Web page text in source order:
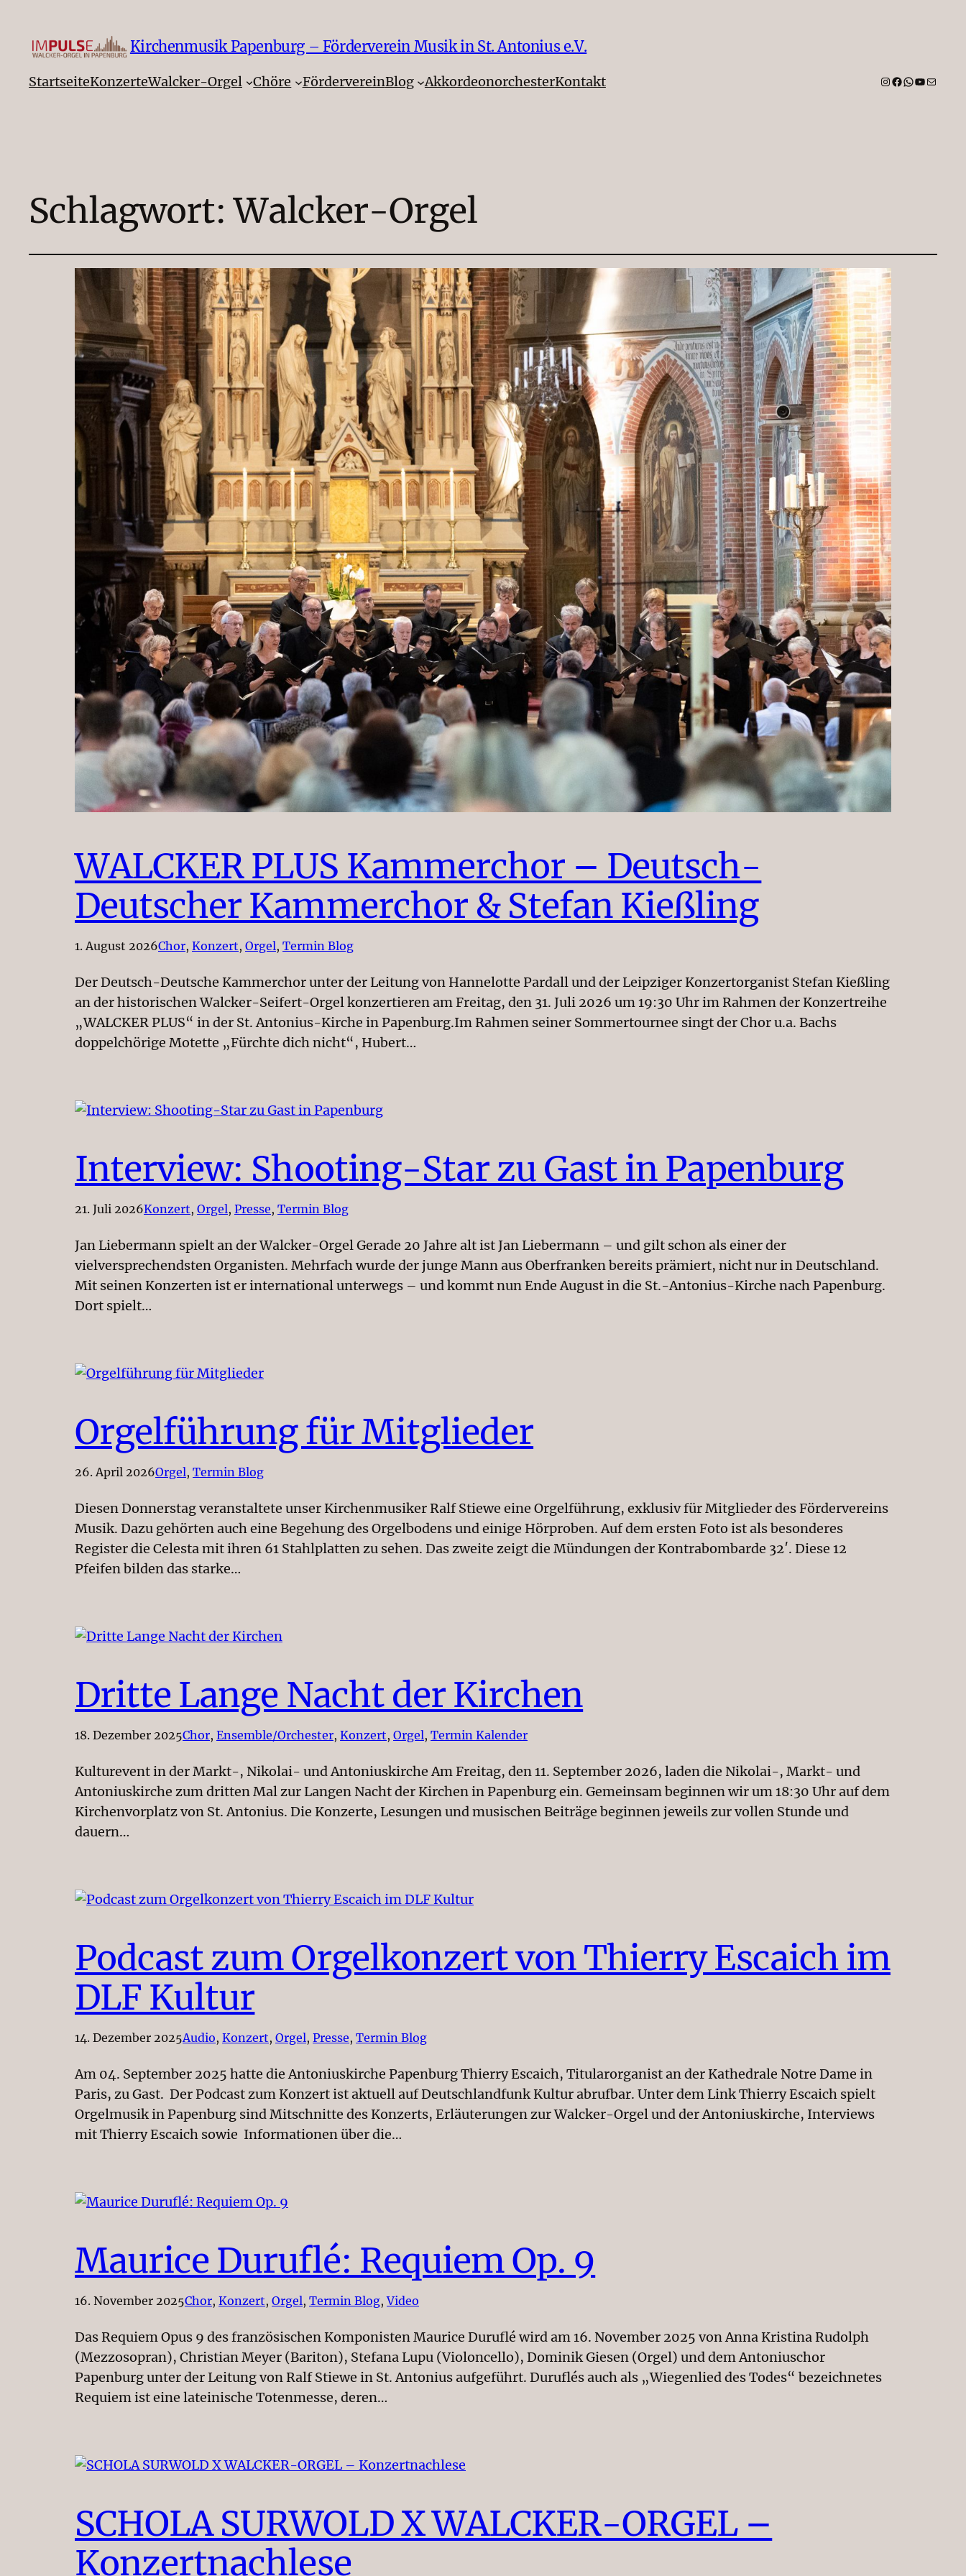
Kirchenmusik Papenburg – Förderverein Musik in St. Antonius e.V.
StartseiteKonzerteWalcker-Orgel Chöre FördervereinBlog AkkordeonorchesterKontakt Instagram
Facebook
WhatsApp
YouTube
E-Mail
Schlagwort:Walcker-Orgel
WALCKER PLUS Kammerchor – Deutsch-
Deutscher Kammerchor & Stefan Kießling
1. August 2026Chor, Konzert, Orgel, Termin Blog
Der Deutsch-Deutsche Kammerchor unter der Leitung von Hannelotte Pardall und der Leipziger Konzertorganist Stefan Kießling
an der historischen Walcker-Seifert-Orgel konzertieren am Freitag, den 31. Juli 2026 um 19:30 Uhr im Rahmen der Konzertreihe
„WALCKER PLUS“ in der St. Antonius-Kirche in Papenburg.Im Rahmen seiner Sommertournee singt der Chor u.a. Bachs
doppelchörige Motette „Fürchte dich nicht“, Hubert…
Interview: Shooting-Star zu Gast in Papenburg
21. Juli 2026Konzert, Orgel, Presse, Termin Blog
Jan Liebermann spielt an der Walcker-Orgel Gerade 20 Jahre alt ist Jan Liebermann – und gilt schon als einer der
vielversprechendsten Organisten. Mehrfach wurde der junge Mann aus Oberfranken bereits prämiert, nicht nur in Deutschland.
Mit seinen Konzerten ist er international unterwegs – und kommt nun Ende August in die St.-Antonius-Kirche nach Papenburg.
Dort spielt…
Orgelführung für Mitglieder
26. April 2026Orgel, Termin Blog
Diesen Donnerstag veranstaltete unser Kirchenmusiker Ralf Stiewe eine Orgelführung, exklusiv für Mitglieder des Fördervereins
Musik. Dazu gehörten auch eine Begehung des Orgelbodens und einige Hörproben. Auf dem ersten Foto ist als besonderes
Register die Celesta mit ihren 61 Stahlplatten zu sehen. Das zweite zeigt die Mündungen der Kontrabombarde 32′. Diese 12
Pfeifen bilden das starke…
Dritte Lange Nacht der Kirchen
18. Dezember 2025Chor, Ensemble/Orchester, Konzert, Orgel, Termin Kalender
Kulturevent in der Markt-, Nikolai- und Antoniuskirche Am Freitag, den 11. September 2026, laden die Nikolai-, Markt- und
Antoniuskirche zum dritten Mal zur Langen Nacht der Kirchen in Papenburg ein. Gemeinsam beginnen wir um 18:30 Uhr auf dem
Kirchenvorplatz von St. Antonius. Die Konzerte, Lesungen und musischen Beiträge beginnen jeweils zur vollen Stunde und
dauern…
Podcast zum Orgelkonzert von Thierry Escaich im
DLF Kultur
14. Dezember 2025Audio, Konzert, Orgel, Presse, Termin Blog
Am 04. September 2025 hatte die Antoniuskirche Papenburg Thierry Escaich, Titularorganist an der Kathedrale Notre Dame in
Paris, zu Gast. Der Podcast zum Konzert ist aktuell auf Deutschlandfunk Kultur abrufbar. Unter dem Link Thierry Escaich spielt
Orgelmusik in Papenburg sind Mitschnitte des Konzerts, Erläuterungen zur Walcker-Orgel und der Antoniuskirche, Interviews
mit Thierry Escaich sowie Informationen über die…
Maurice Duruflé: Requiem Op. 9
16. November 2025Chor, Konzert, Orgel, Termin Blog, Video
Das Requiem Opus 9 des französischen Komponisten Maurice Duruflé wird am 16. November 2025 von Anna Kristina Rudolph
(Mezzosopran), Christian Meyer (Bariton), Stefana Lupu (Violoncello), Dominik Giesen (Orgel) und dem Antoniuschor
Papenburg unter der Leitung von Ralf Stiewe in St. Antonius aufgeführt. Duruflés auch als „Wiegenlied des Todes“ bezeichnetes
Requiem ist eine lateinische Totenmesse, deren…
SCHOLA SURWOLD X WALCKER-ORGEL –
Konzertnachlese